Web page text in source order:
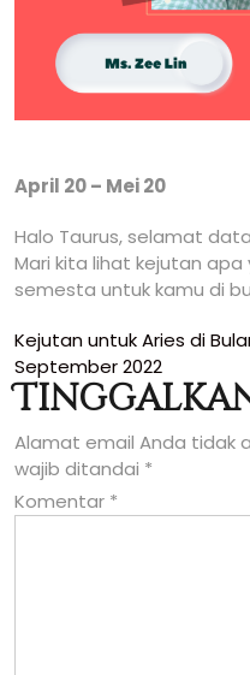
April 20 – Mei 20
Halo Taurus, selamat
Mari kita lihat kejutan
semesta untuk kamu di
Navigasi
pos
Kejutan untuk Aries di
September 2022
Alamat email Anda tidak
wajib ditandai *
Komentar *